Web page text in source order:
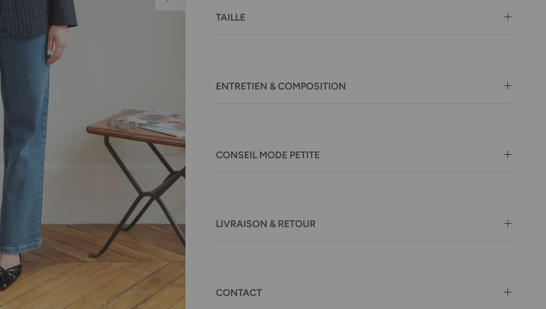
TAILLE
ENTRETIEN & COMPOSITION
CONSEIL MODE PETITE
LIVRAISON & RETOUR
CONTACT